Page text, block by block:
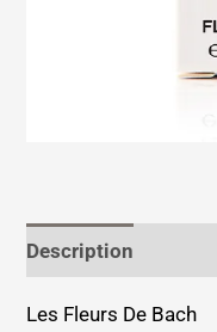
Description
Les Fleurs De Bach